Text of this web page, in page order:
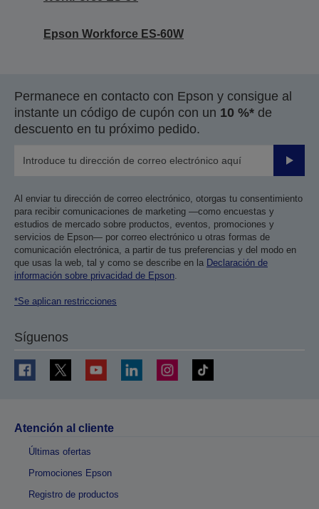
Epson Workforce ES-60W
Permanece en contacto con Epson y consigue al
instante un código de cupón con un 10 %* de
descuento en tu próximo pedido.
Enviar
Al enviar tu dirección de correo electrónico, otorgas tu consentimiento
para recibir comunicaciones de marketing —como encuestas y
estudios de mercado sobre productos, eventos, promociones y
servicios de Epson— por correo electrónico u otras formas de
comunicación electrónica, a partir de tus preferencias y del modo en
que usas la web, tal y como se describe en la Declaración de
información sobre privacidad de Epson
*Se aplican restricciones
Síguenos
Atención al cliente
Últimas ofertas
Promociones Epson
Registro de productos